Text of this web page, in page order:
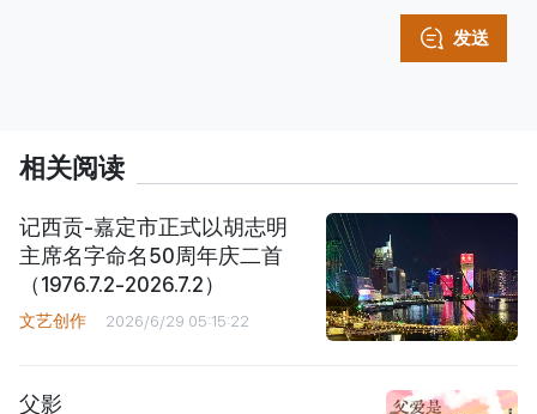
发送
相关阅读
记西贡-嘉定市正式以胡志明
主席名字命名50周年庆二首
（1976.7.2-2026.7.2）
文艺创作 2026/6/29 05:15:22
父影